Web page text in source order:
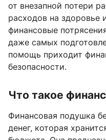
от внезапной потери
расходов на здоровье
финансовые
даже самых
помощь приходит
безопасности.
Что такое
Финансовая подушка
денег, которая